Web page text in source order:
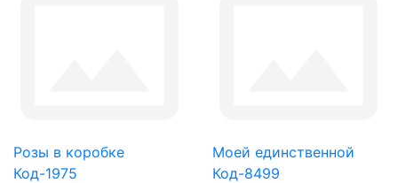
Розы в коробке
Код-1975
Моей единственной
Код-8499